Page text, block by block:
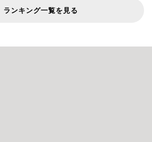
ランキング一覧を見る